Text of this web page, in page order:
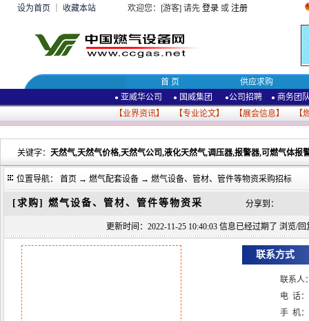
设为首页 收藏本站 欢迎您：[游客] 请先 登录或 注册
首 页 供应求购
● 亚威华公司 ● 国威集团 ●公司招聘 ● 商务团
【业界资讯】 【专业论文】 【展会信息】 【
关键字： 天然气,天然气价格,天然气公司,液化天然气,调压器,报警器,可燃气体
位置导航： 首页 → 燃气配套设备 → 燃气设备、管材、管件等物资采购招标
[求购] 燃气设备、管材、管件等物资采 分享到：
更新时间：2022-11-25 10:40:03 信息已经过期了 浏览/
联系方式
联系人
电 话：
手 机：